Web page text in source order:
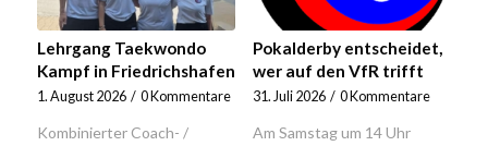
Lehrgang Taekwondo
Kampf in Friedrichshafen
1. August 2026 / 0 Kommentare
Kombinierter Coach- /
Pokalderby entscheidet,
wer auf den VfR trifft
31. Juli 2026 / 0 Kommentare
Am Samstag um 14 Uhr